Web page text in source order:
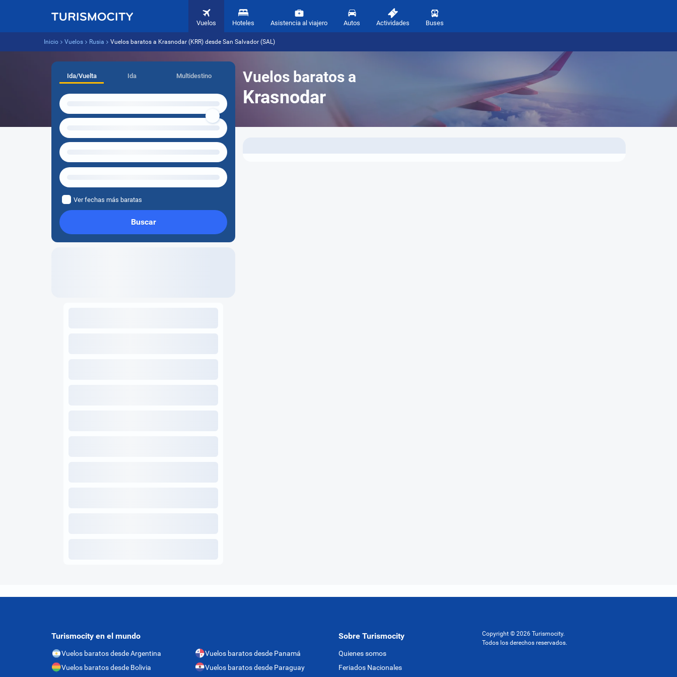
Vuelos Hoteles Asistencia al viajero Autos Actividades Buses
Inicio Vuelos Rusia Vuelos baratos a Krasnodar (KRR) desde San Salvador (SAL)
Vuelos baratos a
Krasnodar
Ida/Vuelta Ida Multidestino
Ver fechas más baratas
Buscar
Turismocity en el mundo
Vuelos baratos desde Argentina
Vuelos baratos desde Bolivia
Vuelos baratos desde Panamá
Vuelos baratos desde Paraguay
Sobre Turismocity
Quienes somos
Feriados Nacionales
Copyright © 2026 Turismocity.
Todos los derechos reservados.